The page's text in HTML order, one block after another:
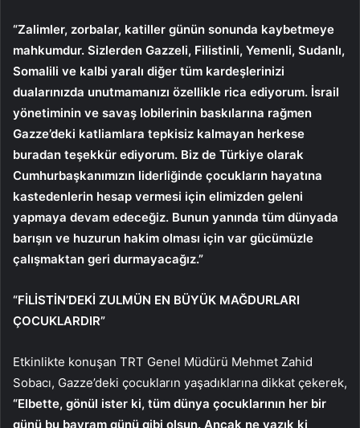
“Zalimler, zorbalar, katiller günün sonunda kaybetmeye
mahkumdur. Sizlerden Gazzeli, Filistinli, Yemenli, Sudanlı,
Somalili ve kalbi yaralı diğer tüm kardeşlerinizi
dualarınızda unutmamanızı özellikle rica ediyorum. İsrail
yönetiminin ve savaş lobilerinin baskılarına rağmen
Gazze’deki katliamlara tepkisiz kalmayan herkese
buradan teşekkür ediyorum. Biz de Türkiye olarak
Cumhurbaşkanımızın liderliğinde çocukların hayatına
kastedenlerin hesap vermesi için elimizden geleni
yapmaya devam edeceğiz. Bunun yanında tüm dünyada
barışın ve huzurun hakim olması için var gücümüzle
çalışmaktan geri durmayacağız.”
“FİLİSTİN’DEKİ ZULMÜN EN BÜYÜK MAĞDURLARI
ÇOCUKLARDIR”
Etkinlikte konuşan TRT Genel Müdürü Mehmet Zahid
Sobacı, Gazze’deki çocukların yaşadıklarına dikkat çekerek,
“Elbette, gönül ister ki, tüm dünya çocuklarının her bir
günü bu bayram günü gibi olsun. Ancak ne yazık ki